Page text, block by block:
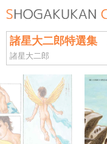
諸星大二郎特選集
諸星大二郎